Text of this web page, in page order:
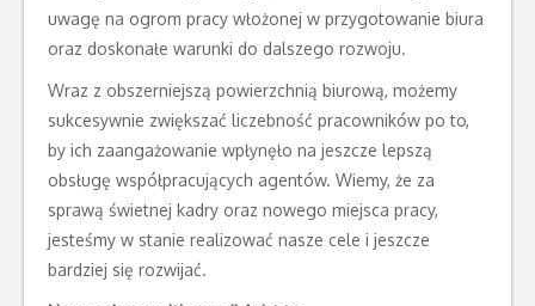
uwagę na ogrom pracy włożonej w przygotowanie biura
oraz doskonałe warunki do dalszego rozwoju.
Wraz z obszerniejszą powierzchnią biurową, możemy
sukcesywnie zwiększać liczebność pracowników po to,
by ich zaangażowanie wpłynęło na jeszcze lepszą
obsługę współpracujących agentów. Wiemy, że za
sprawą świetnej kadry oraz nowego miejsca pracy,
jesteśmy w stanie realizować nasze cele i jeszcze
bardziej się rozwijać.